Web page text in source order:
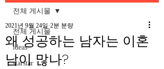
전체 게시물
ideas
starstar
전체 게시물
왜 성공하는 남자는 이혼
남이 많나?
2021년 9월 24일 2분 분량